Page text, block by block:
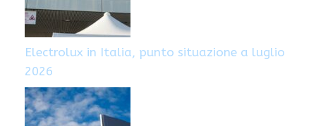
Electrolux in Italia, punto situazione a luglio
2026